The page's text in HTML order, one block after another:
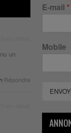
un
Répondre
E-mail *
Mobile